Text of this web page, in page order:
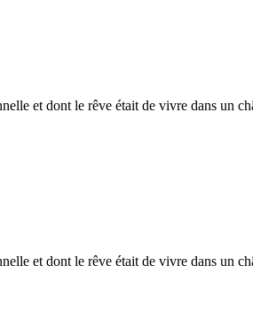
et dont le rêve était de vivre dans un
et dont le rêve était de vivre dans un